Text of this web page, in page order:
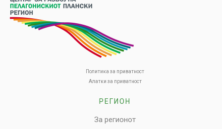
Политика за приватност
Алатки за приватност
РЕГИОН
За регионот